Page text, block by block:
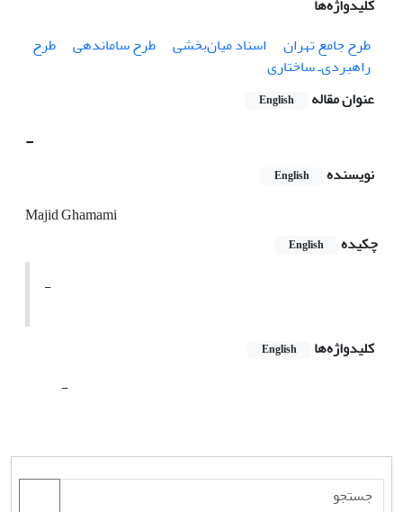
کلیدواژه‌ها
طرح جامع تهران
اسناد میان‌بخشی طرح ساماندهی
طرح
راهبردی‌‌ـ ساختاری
عنوان مقاله
English
-
نویسنده English
Majid Ghamami
چکیده
English
-
کلیدواژه‌ها English
-